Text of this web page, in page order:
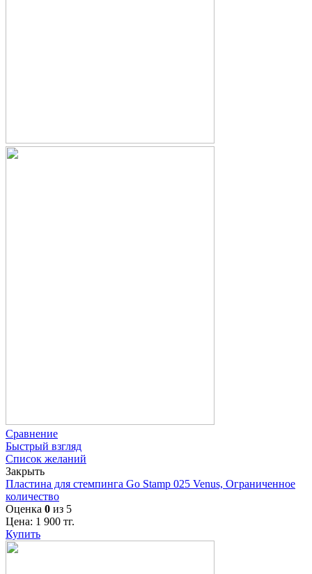
Сравнение
Быстрый взгляд
Список желаний
Закрыть
Пластина для стемпинга Go Stamp 025 Venus, Ограниченное
количество
Оценка 0 из 5
Цена: 1 900 тг.
Купить